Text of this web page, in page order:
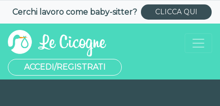
Cerchi lavoro come baby-sitter? CLICCA QUI
ACCEDI/REGISTRATI